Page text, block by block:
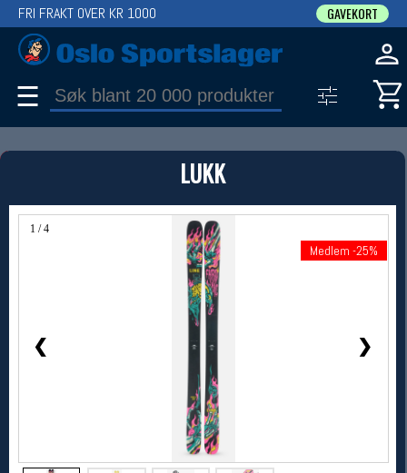
LUKK
1 / 4
❮ ❯
Medlem -25%
FRI FRAKT OVER KR 1000 GAVEKORT
☰
PRODUKT
Produkter (1)
Bruk filter til å spisse søket